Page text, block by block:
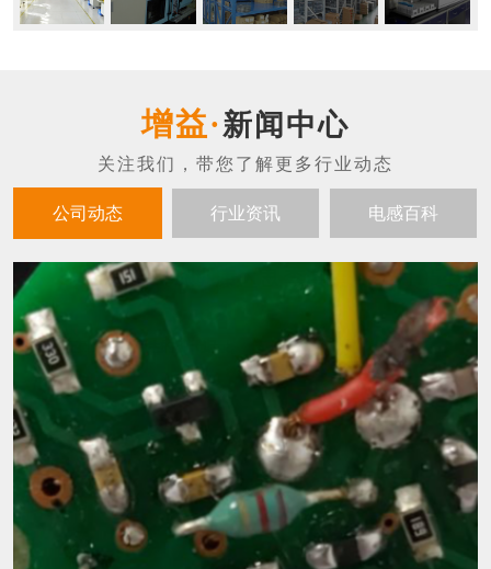
新闻中心
公司动态 行业资讯 电感百科